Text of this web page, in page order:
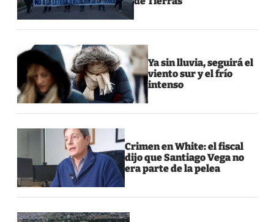
Ya sin lluvia, seguirá el
viento sur y el frío
intenso
Crimen en White: el fiscal
dijo que Santiago Vega no
era parte de la pelea